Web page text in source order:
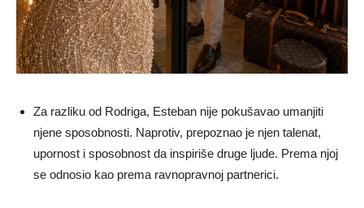
Za razliku od Rodriga, Esteban nije pokušavao umanjiti
njene sposobnosti. Naprotiv, prepoznao je njen talenat,
upornost i sposobnost da inspiriše druge ljude. Prema njoj
se odnosio kao prema ravnopravnoj partnerici.